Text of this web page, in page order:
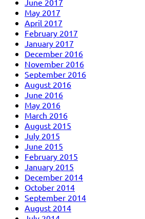
June 2017
May 2017
April 2017
February 2017
January 2017
December 2016
November 2016
September 2016
August 2016
June 2016
May 2016
March 2016
August 2015
July 2015
June 2015
February 2015
January 2015
December 2014
October 2014
September 2014
August 2014